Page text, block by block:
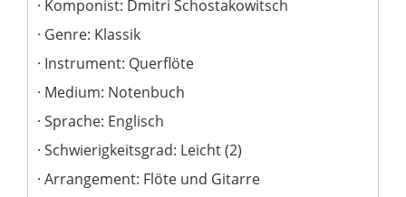
Komponist: Dmitri Schostakowitsch
Genre: Klassik
Instrument: Querflöte
Medium: Notenbuch
Sprache: Englisch
Schwierigkeitsgrad: Leicht (2)
Arrangement: Flöte und Gitarre